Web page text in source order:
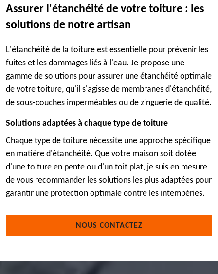
Assurer l'étanchéité de votre toiture : les
solutions de notre artisan
L'étanchéité de la toiture est essentielle pour prévenir les
fuites et les dommages liés à l'eau. Je propose une
gamme de solutions pour assurer une étanchéité optimale
de votre toiture, qu'il s'agisse de membranes d'étanchéité,
de sous-couches imperméables ou de zinguerie de qualité.
Solutions adaptées à chaque type de toiture
Chaque type de toiture nécessite une approche spécifique
en matière d'étanchéité. Que votre maison soit dotée
d'une toiture en pente ou d'un toit plat, je suis en mesure
de vous recommander les solutions les plus adaptées pour
garantir une protection optimale contre les intempéries.
NOUS CONTACTEZ